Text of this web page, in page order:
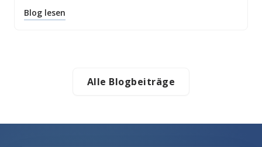
Blog lesen
Alle Blogbeiträge